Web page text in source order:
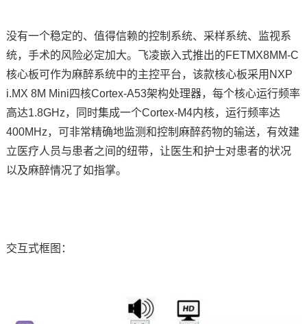
技术论坛
没有一个稳定的、值得信赖的控制系统、采样系统、监视系
统，手术的风险必定加大。 飞凌嵌入式推出的FETMX8MM-C
核心板可作为麻醉系统中的主控平台，该款核心板采用 NXP
i.MX 8M Mini四核Cortex-A53架构处理器，每个核心运行频率
高达1.8GHz，同时集成一个Cortex-M4内核，运行频率达
400MHz，可非常精确地监测和控制麻醉药物的输送，有效建
立 医疗人员与患者之间的纽带，让医生和护士对患者的状况
以及麻醉情况了如指掌。
交互式框图：